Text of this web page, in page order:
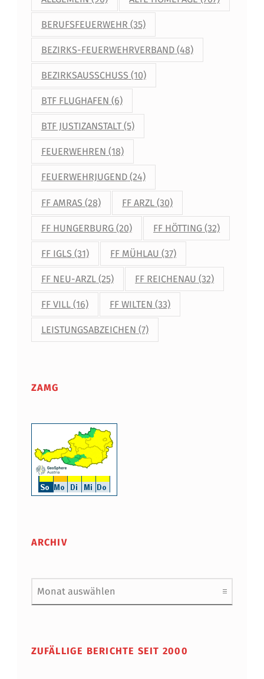
BERUFSFEUERWEHR (35)
BEZIRKS-FEUERWEHRVERBAND(48)
BEZIRKSAUSSCHUSS (10)
BTF FLUGHAFEN (6)
BTF JUSTIZANSTALT(5)
FEUERWEHREN (18)
FEUERWEHRJUGEND(24)
FF AMRAS (28) FF ARZL (30)
FF HUNGERBURG(20) FF HÖTTING (32)
FF IGLS (31) FF MÜHLAU (37)
FF NEU-ARZL(25) FF REICHENAU (32)
FF VILL(16) FF WILTEN (33)
LEISTUNGSABZEICHEN (7)
ZAMG
ARCHIV
Archiv
ZUFÄLLIGE BERICHTE SEIT 2000